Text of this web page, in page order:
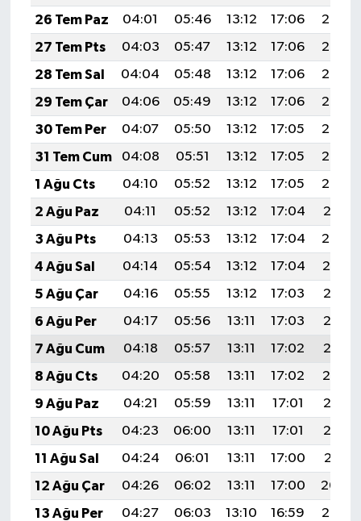
26 Tem Paz
04:01 05:46 13:12 17:06
20:28
27 Tem Pts
04:03 05:47 13:12 17:06
20:27
28 Tem Sal
04:04 05:48 13:12 17:06
20:26
29 Tem Çar
04:06 05:49 13:12 17:06
20:25
30 Tem Per
04:07 05:50 13:12 17:05
20:24
31 Tem Cum
04:08 05:51 13:12 17:05
20:23
1 Ağu Cts
04:10 05:52 13:12 17:05
20:22
2 Ağu Paz
04:11 05:52 13:12 17:04
20:21
3 Ağu Pts
04:13 05:53 13:12 17:04
20:20
4 Ağu Sal
04:14 05:54 13:12 17:04
20:19
5 Ağu Çar
04:16 05:55 13:12 17:03
20:18
6 Ağu Per
04:17 05:56 13:11 17:03
20:17
7 Ağu Cum
04:18 05:57 13:11 17:02
20:15
8 Ağu Cts
04:20 05:58 13:11 17:02
20:14
9 Ağu Paz
04:21 05:59 13:11 17:01
20:13
10 Ağu Pts
04:23 06:00 13:11 17:01
20:12
11 Ağu Sal
04:24 06:01 13:11 17:00
20:11
12 Ağu Çar
04:26 06:02 13:11 17:00
20:09
13 Ağu Per
04:27 06:03 13:10 16:59
20:08